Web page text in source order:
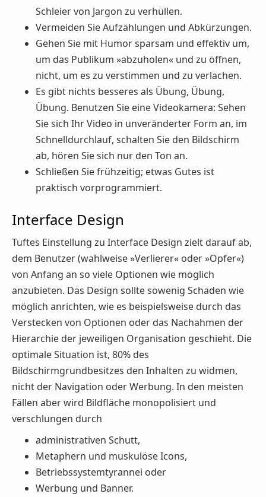
Schleier von Jargon zu verhüllen.
Vermeiden Sie Aufzählungen und Abkürzungen.
Gehen Sie mit Humor sparsam und effektiv um,
um das Publikum »abzuholen« und zu öffnen,
nicht, um es zu verstimmen und zu verlachen.
Es gibt nichts besseres als Übung, Übung,
Übung. Benutzen Sie eine Videokamera: Sehen
Sie sich Ihr Video in unveränderter Form an, im
Schnelldurchlauf, schalten Sie den Bildschirm
ab, hören Sie sich nur den Ton an.
Schließen Sie frühzeitig; etwas Gutes ist
praktisch vorprogrammiert.
Interface Design
Tuftes Einstellung zu Interface Design zielt darauf ab,
dem Benutzer (wahlweise »Verlierer« oder »Opfer«)
von Anfang an so viele Optionen wie möglich
anzubieten. Das Design sollte sowenig Schaden wie
möglich anrichten, wie es beispielsweise durch das
Verstecken von Optionen oder das Nachahmen der
Hierarchie der jeweiligen Organisation geschieht. Die
optimale Situation ist, 80% des
Bildschirmgrundbesitzes den Inhalten zu widmen,
nicht der Navigation oder Werbung. In den meisten
Fällen aber wird Bildfläche monopolisiert und
verschlungen durch
administrativen Schutt,
Metaphern und muskulöse Icons,
Betriebssystemtyrannei oder
Werbung und Banner.